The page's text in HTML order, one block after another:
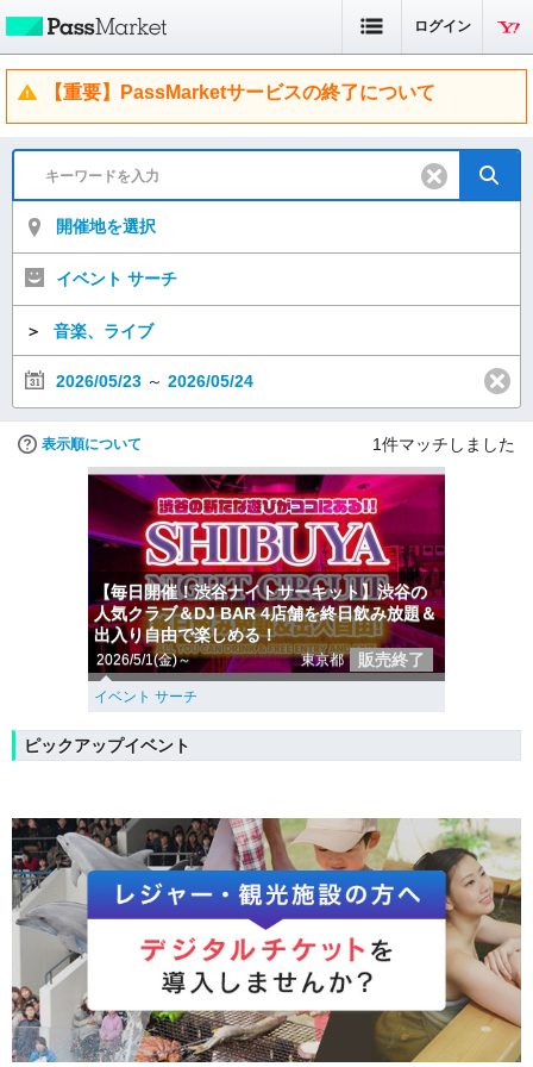
ログイン
【重要】PassMarketサービスの終了について
開催地を選択
イベント サーチ
＞ 音楽、ライブ
2026/05/23 ～ 2026/05/24
表示順について 1件マッチしました
【毎日開催！渋谷ナイトサーキット】渋谷の
人気クラブ＆DJ BAR 4店舗を終日飲み放題＆
出入り自由で楽しめる！
2026/5/1(金)～ 東京都 販売終了
イベント サーチ
ピックアップイベント